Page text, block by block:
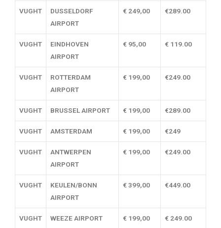
VUGHT
DUSSELDORF
AIRPORT
€ 249,00 €289.00
VUGHT
EINDHOVEN
AIRPORT
€ 95,00 € 119.00
VUGHT
ROTTERDAM
AIRPORT
€ 199,00 €249.00
VUGHT BRUSSEL AIRPORT € 199,00 €289.00
VUGHT AMSTERDAM € 199,00 €249
VUGHT
ANTWERPEN
AIRPORT
€ 199,00 €249.00
VUGHT
KEULEN/BONN
AIRPORT
€ 399,00 €449.00
VUGHT WEEZE AIRPORT € 199,00 € 249.00